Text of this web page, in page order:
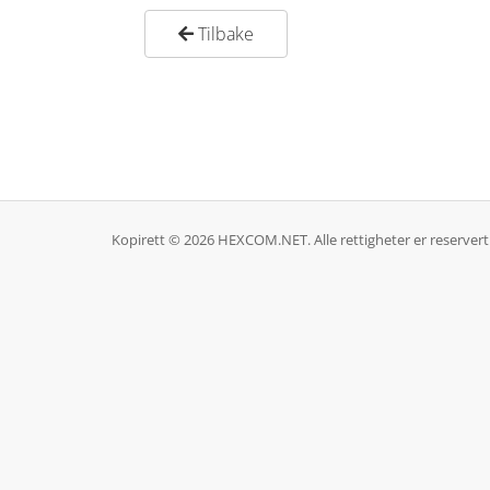
Tilbake
Kopirett © 2026 HEXCOM.NET. Alle rettigheter er